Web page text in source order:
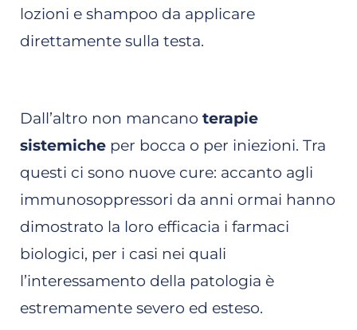
lozioni e shampoo da applicare
direttamente sulla testa.
Dall’altro non mancano terapie
sistemiche per bocca o per iniezioni. Tra
questi ci sono nuove cure: accanto agli
immunosoppressori da anni ormai hanno
dimostrato la loro efficacia i farmaci
biologici, per i casi nei quali
l’interessamento della patologia è
estremamente severo ed esteso.